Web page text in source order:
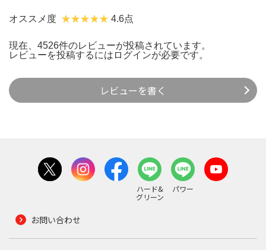
オススメ度 4.6点
現在、4526件のレビューが投稿されています。
レビューを投稿するには ログインが必要です。
レビューを書く
ハード&
グリーン
パワー
お問い合わせ